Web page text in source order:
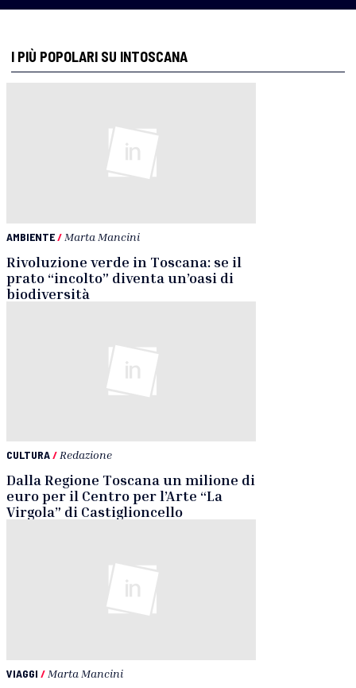
I PIÙ POPOLARI SU INTOSCANA
AMBIENTE/ Marta Mancini
Rivoluzione verde in Toscana: se il
prato “incolto” diventa un’oasi di
biodiversità
CULTURA/ Redazione
Dalla Regione Toscana un milione di
euro per il Centro per l’Arte “La
Virgola” di Castiglioncello
VIAGGI / Marta Mancini